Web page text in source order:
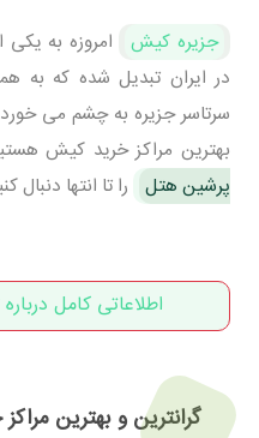
جزیره کیش
امروزه به
در ایران تبدیل شده که به
سرتاسر جزیره به چشم می
بهترین مراکز خرید کیش
پرشین هتل را تا انتها دنبال
اطلاعاتی کامل
گرانترین و بهترین